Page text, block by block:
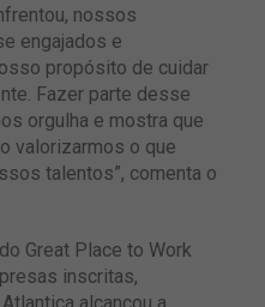
nossos
engajados e
propósito de cuidar
Fazer parte desse
orgulha e mostra que
valorizarmos o que
talentos”, comenta o
Great Place to Work
inscritas,